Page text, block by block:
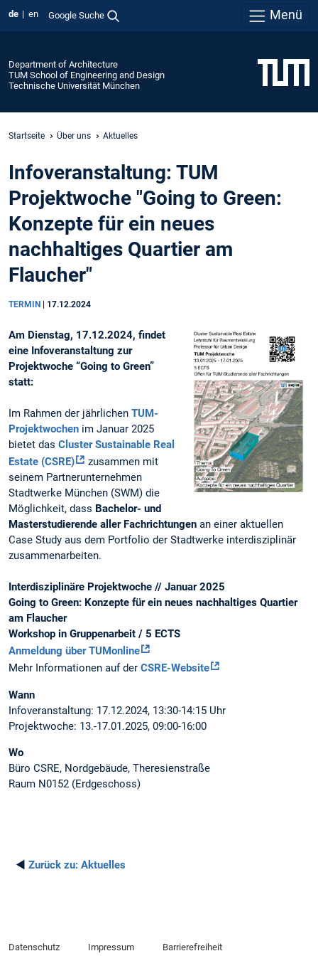
de en Google Suche Menü
Department of Architecture
TUM School of Engineering and Design
Technische Universität München
Startseite Über uns Aktuelles
Infoveranstaltung: TUM
Projektwoche "Going to Green:
Konzepte für ein neues
nachhaltiges Quartier am
Flaucher"
TERMIN 17.12.2024
Am Dienstag, 17.12.2024, findet
eine Infoveranstaltung zur
Projektwoche “Going to Green”
statt:
Im Rahmen der jährlichen TUM-
Projektwochen im Januar 2025
bietet das Cluster Sustainable Real
Estate (CSRE)
zusammen mit
seinem Partnerunternehmen
Stadtwerke München (SWM) die
Möglichkeit, dass Bachelor- und
Masterstudierende aller Fachrichtungen an einer aktuellen
Case Study aus dem Portfolio der Stadtwerke interdisziplinär
zusammenarbeiten.
Interdisziplinäre Projektwoche // Januar 2025
Going to Green: Konzepte für ein neues nachhaltiges Quartier
am Flaucher
Workshop in Gruppenarbeit / 5 ECTS
Anmeldung über TUMonline
Mehr Informationen auf der CSRE-Website
Wann
Infoveranstaltung: 17.12.2024, 13:30-14:15 Uhr
Projektwoche: 13.-17.01.2025, 09:00-16:00
Wo
Büro CSRE, Nordgebäude, Theresienstraße
Raum N0152 (Erdgeschoss)
◄ Zurück zu: Aktuelles
Datenschutz Impressum Barrierefreiheit